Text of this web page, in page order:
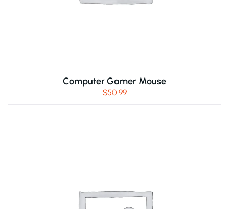
Computer Gamer Mouse
$50.99